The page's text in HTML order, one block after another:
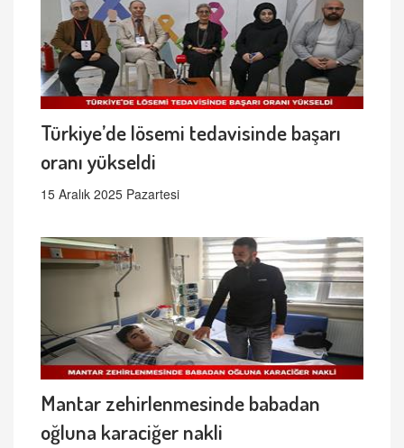
Türkiye’de lösemi tedavisinde başarı
oranı yükseldi
15 Aralık 2025 Pazartesi
Mantar zehirlenmesinde babadan
oğluna karaciğer nakli